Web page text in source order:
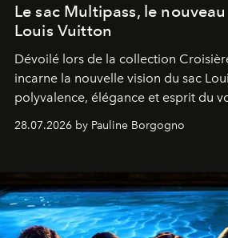
Le sac Multipass, le
Louis Vuitton
Dévoilé lors de la collection
incarne la nouvelle vision du sac
polyvalence, élégance et esprit du
28.07.2026 by Pauline Borgogno